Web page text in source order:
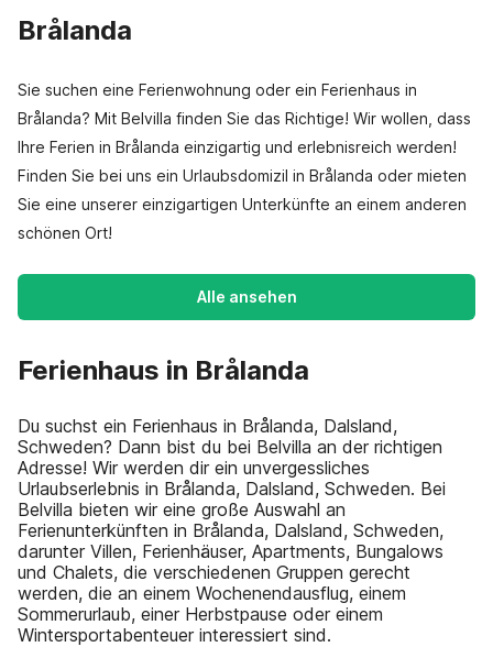
Brålanda
Sie suchen eine Ferienwohnung oder ein Ferienhaus in
Brålanda? Mit Belvilla finden Sie das Richtige! Wir wollen, dass
Ihre Ferien in Brålanda einzigartig und erlebnisreich werden!
Finden Sie bei uns ein Urlaubsdomizil in Brålanda oder mieten
Sie eine unserer einzigartigen Unterkünfte an einem anderen
schönen Ort!
Alle ansehen
Ferienhaus in Brålanda
Du suchst ein Ferienhaus in Brålanda, Dalsland,
Schweden? Dann bist du bei Belvilla an der richtigen
Adresse! Wir werden dir ein unvergessliches
Urlaubserlebnis in Brålanda, Dalsland, Schweden. Bei
Belvilla bieten wir eine große Auswahl an
Ferienunterkünften in Brålanda, Dalsland, Schweden,
darunter Villen, Ferienhäuser, Apartments, Bungalows
und Chalets, die verschiedenen Gruppen gerecht
werden, die an einem Wochenendausflug, einem
Sommerurlaub, einer Herbstpause oder einem
Wintersportabenteuer interessiert sind.